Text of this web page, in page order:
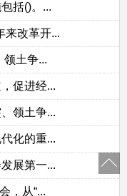
括()。...
来改革开...
领土争...
促进经...
领土争...
化的重...
展第一...
，从“...